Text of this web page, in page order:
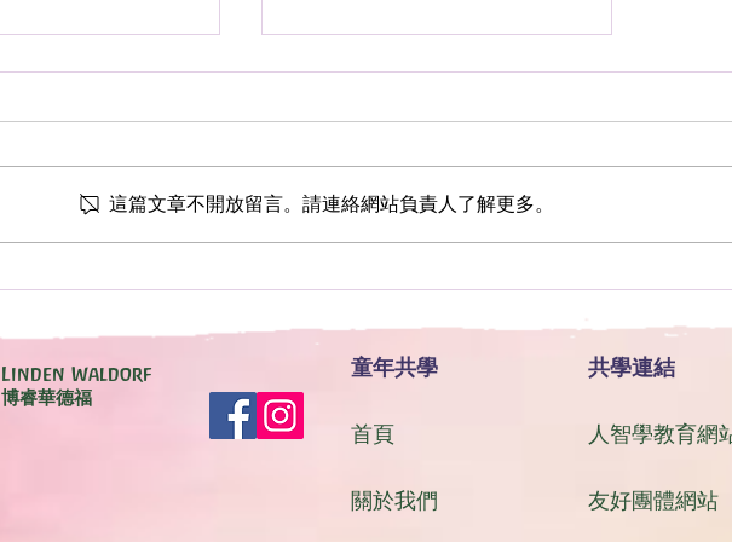
這篇文章不開放留言。請連絡網站負責人了解更多。
共學連結
人智學教育網
友好團體網站
童年共學
首頁
關於我們
Linden Waldorf
博睿華德福